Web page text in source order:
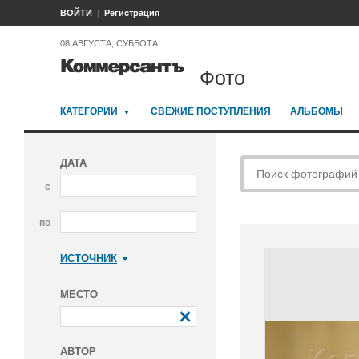
ВОЙТИ Регистрация
08 АВГУСТА, СУББОТА
Фото
КАТЕГОРИИ СВЕЖИЕ ПОСТУПЛЕНИЯ АЛЬБОМЫ
ДАТА
с
по
ИСТОЧНИК
МЕСТО
АВТОР